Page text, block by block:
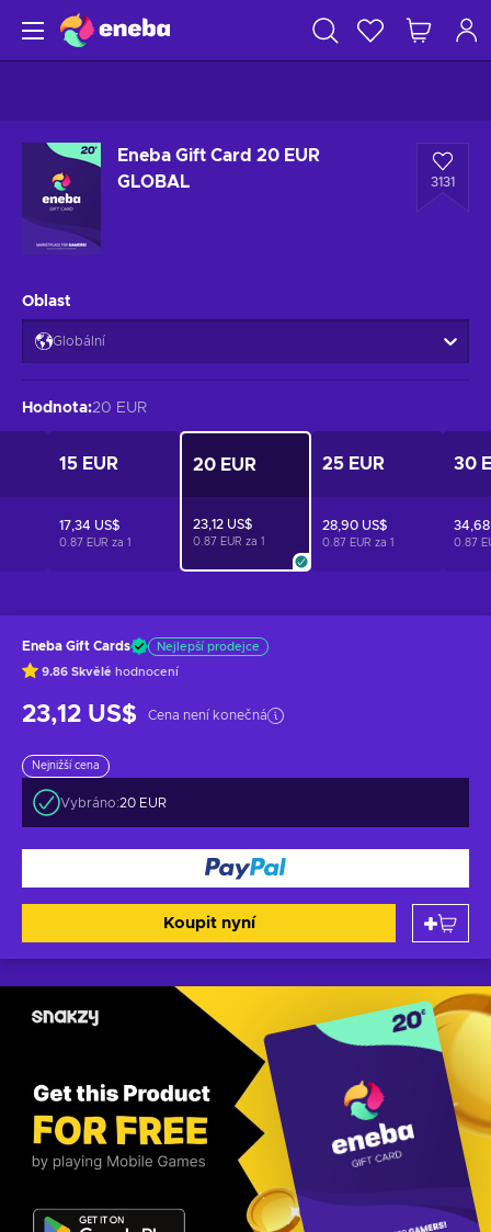
Eneba Gift Card 20 EUR
GLOBAL
3131
Eneba Gift Cards Nejlepší prodejce
9.86 Skvělé hodnocení
23,12 US$ Cena není konečná
Nejnižší cena
Vybráno:20 EUR
Koupit nyní
Oblast
Globální
Hodnota:20 EUR
15 EUR
17,34 US$
0.87 EUR za 1
20 EUR
23,12 US$
0.87 EUR za 1
25 EUR
28,90 US$
0.87 EUR za 1
30
34,68
0.87